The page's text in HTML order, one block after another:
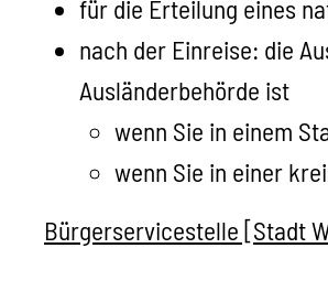
für die Erteilung eines
nach der Einreise: die
Ausländerbehörde ist
wenn Sie in einem
wenn Sie in einer
Bürgerservicestelle [Stadt